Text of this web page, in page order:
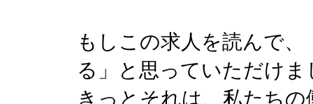
もしこの求人を読んで
る」と思っていただけま
きっとそれは、私たち